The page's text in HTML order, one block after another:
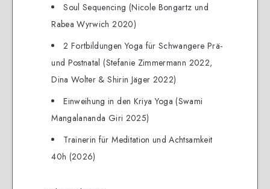
Soul Sequencing (Nicole Bongartz und
Rabea Wyrwich 2020)
2 Fortbildungen Yoga für Schwangere Prä-
und Postnatal (Stefanie Zimmermann 2022,
Dina Wolter & Shirin Jäger 2022)
Einweihung in den Kriya Yoga (Swami
Mangalananda Giri 2025)
Trainerin für Meditation und Achtsamkeit
40h (2026)